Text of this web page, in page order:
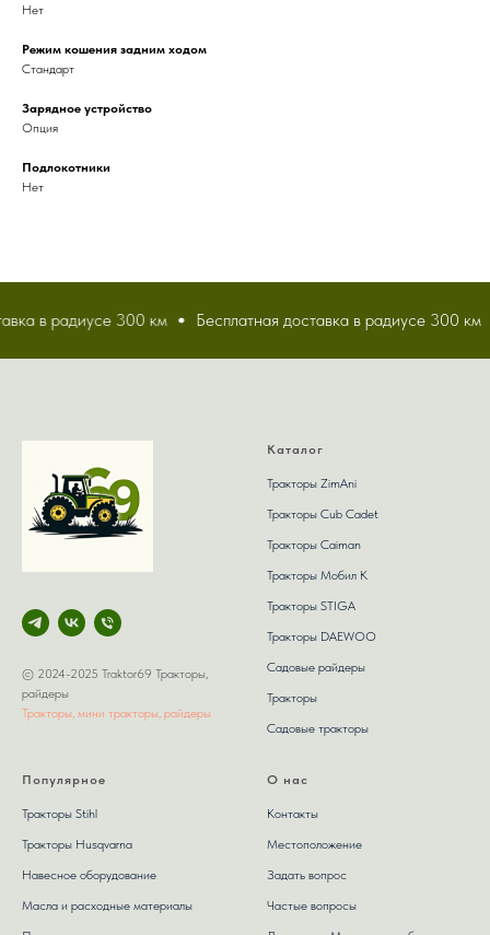
Нет
Режим кошения задним ходом
Стандарт
Зарядное устройство
Опция
Подлокотники
Нет
в радиусе 300 км Бесплатная доставка в радиусе 300 км
© 2024-2025 Traktor69 Тракторы,
райдеры
Тракторы, мини тракторы, райдеры
Каталог
Тракторы ZimAni
Тракторы Сub Сadet
Тракторы Caiman
Тракторы Мобил К
Тракторы STIGA
Тракторы DAEWOO
Садовые райдеры
Тракторы
Садовые тракторы
Популярное
Тракторы Stihl
Тракторы Husqvarna
Навесное оборудование
Масла и расходные материалы
О нас
Контакты
Местоположение
Задать вопрос
Частые вопросы